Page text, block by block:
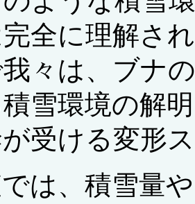
全に理解さ
々は、ブナ
雪環境の解
受ける変形
は、積雪量